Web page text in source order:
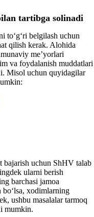
tartibga solinadi
toʻgʻri belgilash uchun
qilish kerak. Alohida
me’yorlari
va foydalanish muddatlari
Misol uchun quyidagilar
bajarish uchun ShHV talab
ularni berish
barchasi jamoa
хodimlarning
ushbu masalalar tarmoq
mumkin.